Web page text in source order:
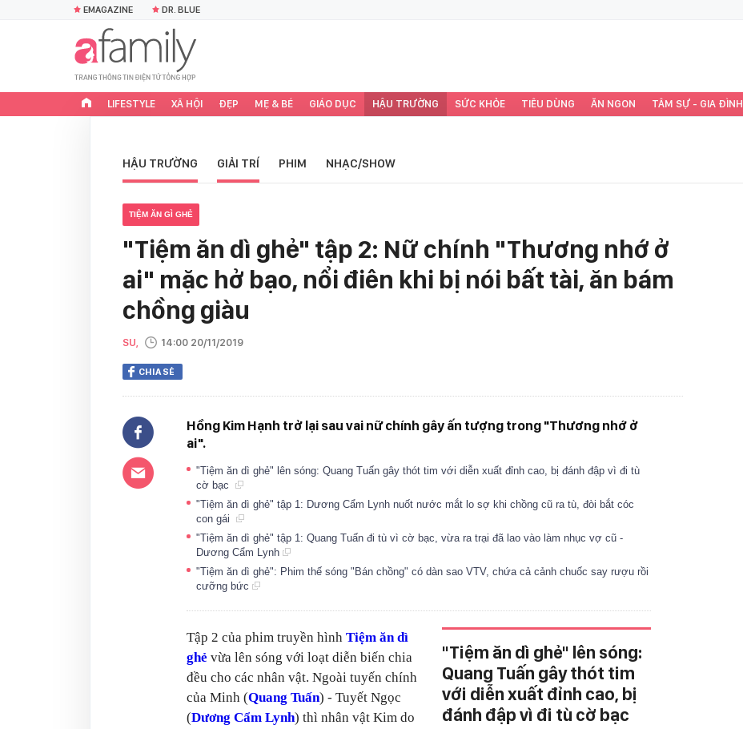
EMAGAZINE DR. BLUE
LIFESTYLE XÃ HỘI ĐẸP MẸ & BÉ GIÁO DỤC HẬU TRƯỜNG SỨC KHỎE TIÊU DÙNG ĂN NGON TÂM SỰ - GIA ĐÌNH
HẬU TRƯỜNG GIẢI TRÍ PHIM NHẠC/SHOW
TIỆM ĂN GÌ GHẺ
"Tiệm ăn dì ghẻ" tập 2: Nữ chính "Thương nhớ ở
ai" mặc hở bạo, nổi điên khi bị nói bất tài, ăn bám
chồng giàu
SU, 14:00 20/11/2019
CHIA SẺ
Hồng Kim Hạnh trở lại sau vai nữ chính gây ấn tượng trong "Thương nhớ ở
ai".
"Tiệm ăn dì ghẻ" lên sóng: Quang Tuấn gây thót tim với diễn xuất đỉnh cao, bị đánh đập vì đi tù
cờ bạc
"Tiệm ăn dì ghẻ" tập 1: Dương Cẩm Lynh nuốt nước mắt lo sợ khi chồng cũ ra tù, đòi bắt cóc
con gái
"Tiệm ăn dì ghẻ" tập 1: Quang Tuấn đi tù vì cờ bạc, vừa ra trại đã lao vào làm nhục vợ cũ -
Dương Cẩm Lynh
"Tiệm ăn dì ghẻ": Phim thế sóng "Bán chồng" có dàn sao VTV, chứa cả cảnh chuốc say rượu rồi
cưỡng bức
"Tiệm ăn dì ghẻ" lên sóng:
Quang Tuấn gây thót tim
với diễn xuất đỉnh cao, bị
đánh đập vì đi tù cờ bạc
Tập 2 của phim truyền hình Tiệm ăn dì
ghẻ vừa lên sóng với loạt diễn biến chia
đều cho các nhân vật. Ngoài tuyến chính
của Minh (Quang Tuấn) - Tuyết Ngọc
(Dương Cẩm Lynh) thì nhân vật Kim do